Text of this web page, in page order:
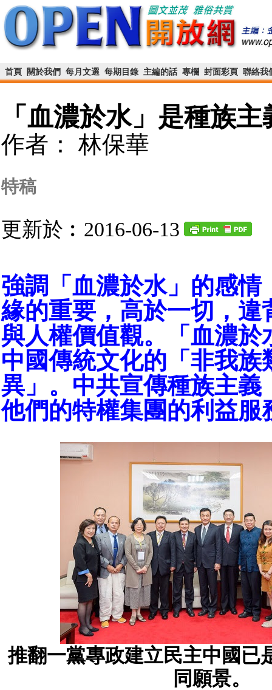
首頁 關於我們 每月文選 每期目錄 主編的話 專欄 封面彩頁 聯絡我
「血濃於水」是種族
作者： 林保華
特稿
更新於︰2016-06-13
強調「血濃於水」的感情
緣的重要，高於一切，違
與人權價值觀。「血濃於
中國傳統文化的「非我族
異」。中共宣傳種族主義
他們的特權集團的利益服
推翻一黨專政建立民主中國已
同願景。